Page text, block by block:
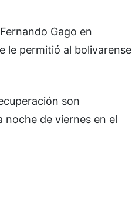
Gago en
le permitió al bolivarense
son
noche de viernes en el